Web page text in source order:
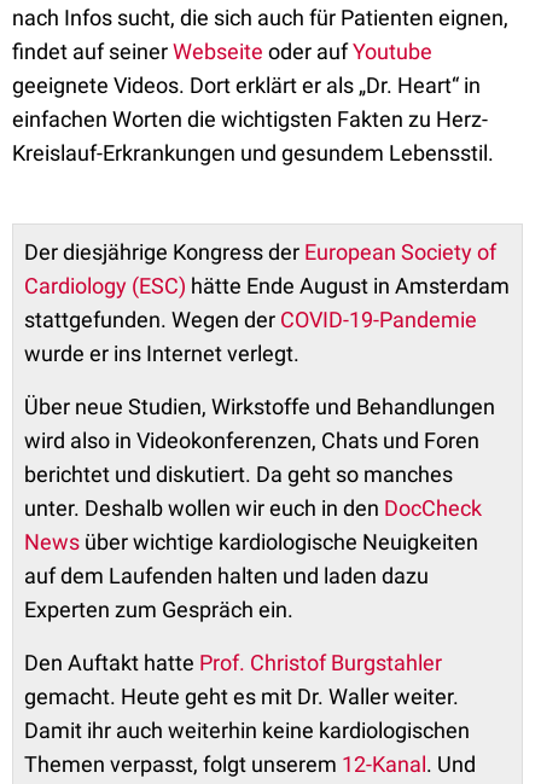
nach Infos sucht, die sich auch für Patienten eignen,
findet auf seinerWebseite oder aufYoutube
geeignete Videos. Dort erklärt er als „Dr. Heart“ in
einfachen Worten die wichtigsten Fakten zu Herz-
Kreislauf-Erkrankungen und gesundem Lebensstil.
Der diesjährige Kongress der European Society of
Cardiology (ESC) hätte Ende August in Amsterdam
stattgefunden. Wegen der COVID-19-Pandemie
wurde er ins Internet verlegt.
Über neue Studien, Wirkstoffe und Behandlungen
wird also in Videokonferenzen, Chats und Foren
berichtet und diskutiert. Da geht so manches
unter. Deshalb wollen wir euch in den DocCheck
News über wichtige kardiologische Neuigkeiten
auf dem Laufenden halten und laden dazu
Experten zum Gespräch ein.
Den Auftakt hatte Prof. Christof Burgstahler
gemacht. Heute geht es mit Dr. Waller weiter.
Damit ihr auch weiterhin keine kardiologischen
Themen verpasst, folgt unserem 12-Kanal. Und